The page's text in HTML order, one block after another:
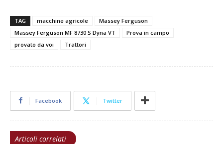
TAG macchine agricole
Massey Ferguson
Massey Ferguson MF 8730 S Dyna VT
Prova in campo
provato da voi
Trattori
Facebook Twitter
Articoli correlati